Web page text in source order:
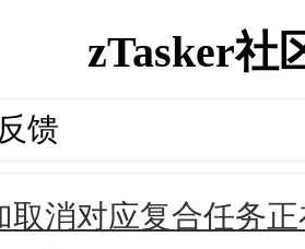
zTasker社
馈
取消对应复合任务